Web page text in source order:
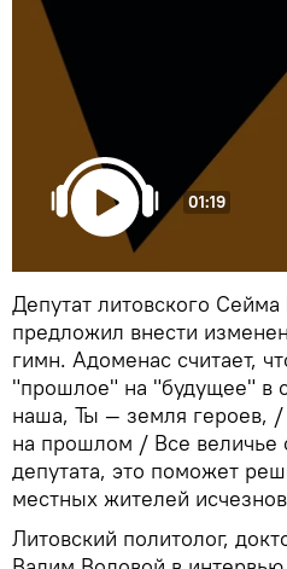
01:19
Депутат литовского
предложил внести
гимн. Адоменас считает,
"прошлое" на "будущее" в
наша, Ты — земля героев,
на прошлом / Все
депутата, это поможет
местных жителей
Литовский политолог,